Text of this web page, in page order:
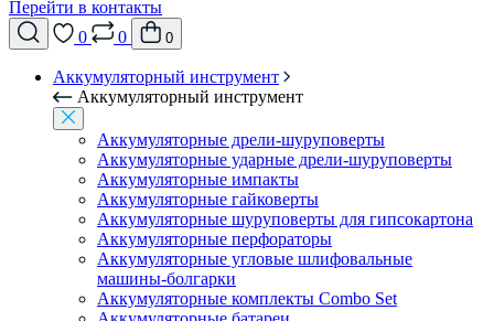
Перейти в контакты
0
0 0
Аккумуляторный инструмент
Аккумуляторный инструмент
Аккумуляторные дрели-шуруповерты
Аккумуляторные ударные дрели-шуруповерты
Аккумуляторные импакты
Аккумуляторные гайковерты
Аккумуляторные шуруповерты для гипсокартона
Аккумуляторные перфораторы
Аккумуляторные угловые шлифовальные
машины-болгарки
Аккумуляторные комплекты Combo Set